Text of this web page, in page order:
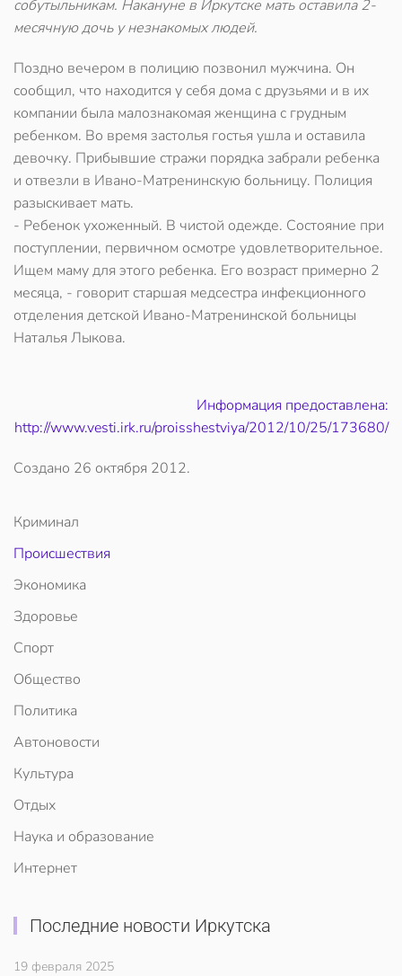
собутыльникам. Накануне в Иркутске мать оставила 2-
месячную дочь у незнакомых людей.
Поздно вечером в полицию позвонил мужчина. Он
сообщил, что находится у себя дома с друзьями и в их
компании была малознакомая женщина с грудным
ребенком. Во время застолья гостья ушла и оставила
девочку. Прибывшие стражи порядка забрали ребенка
и отвезли в Ивано-Матренинскую больницу. Полиция
разыскивает мать.
- Ребенок ухоженный. В чистой одежде. Состояние при
поступлении, первичном осмотре удовлетворительное.
Ищем маму для этого ребенка. Его возраст примерно 2
месяца, - говорит старшая медсестра инфекционного
отделения детской Ивано-Матренинской больницы
Наталья Лыкова.
Информация предоставлена:
http://www.vesti.irk.ru/proisshestviya/2012/10/25/173680/
Создано 26 октября 2012.
Криминал
Происшествия
Экономика
Здоровье
Спорт
Общество
Политика
Автоновости
Культура
Отдых
Наука и образование
Интернет
Последние новости Иркутска
19 февраля 2025